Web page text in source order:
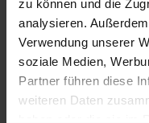
zu können und die
analysieren.
Verwendung unserer
soziale Medien,
Partner führen diese
weiteren Daten
Anmelden für
1,05 € /